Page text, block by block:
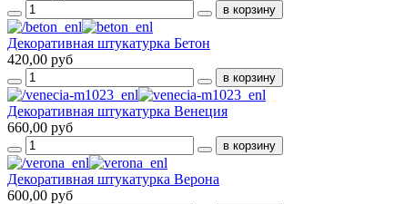
Декоративная штукатурка Бетон
420,00 руб
Декоративная штукатурка Венеция
660,00 руб
Декоративная штукатурка Верона
600,00 руб